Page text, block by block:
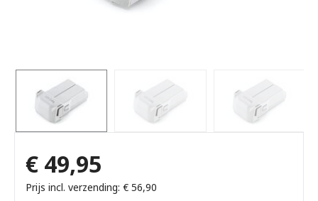
€ 49,95
Prijs incl. verzending: € 56,90